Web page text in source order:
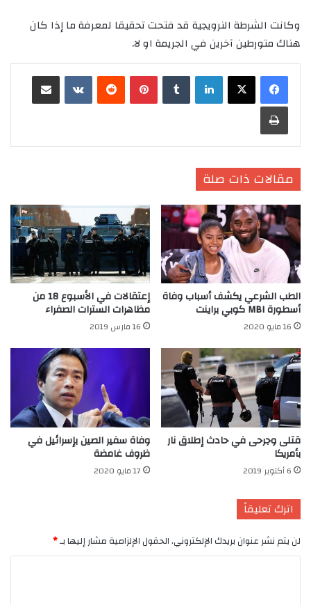
وكانت الشرطة النرويجية قد فتحت تحقيقا لمعرفة ما إذا كان
هناك متورطين آخرين في الجريمة او لا.
لينكدإن بينتيريست
طباعة
مقالات ذات صلة
الطب الشرعي يكشف أسباب وفاة
أسطورة MBI كوبي براينت
16 مايو 2020
إعتقالات في الأسبوع 18 من
مظاهرات السترات الصفراء
16 مارس 2019
قتلى وجرحى في حادث إطلاق نار
بأمريكا
6 أكتوبر 2019
وفاة سفير الصين بإسرائيل في
ظروف غامضة
17 مايو 2020
اترك تعليقاً
لن يتم نشر عنوان بريدك الإلكتروني.الحقول الإلزامية مشار إليها بـ*